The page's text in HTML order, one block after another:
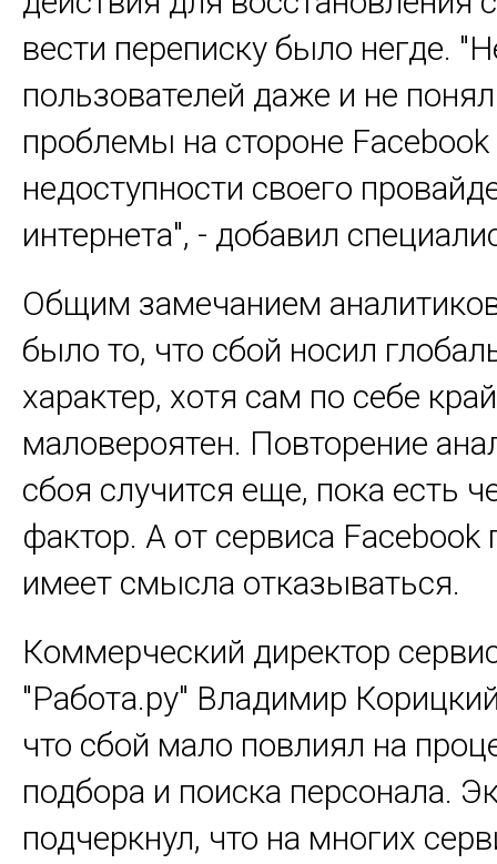
вести переписку было негде.
пользователей даже и не
проблемы на стороне F
недоступности своего
интернета", - добавил
Общим замечанием
было то, что сбой носил
характер, хотя сам по себе
маловероятен. Повторение
сбоя случится еще, пока есть
фактор. А от сервиса Facebook
имеет смысла отказываться.
Коммерческий директор
"Работа.ру" Владимир
что сбой мало повлиял на
подбора и поиска персонала.
подчеркнул, что на многих